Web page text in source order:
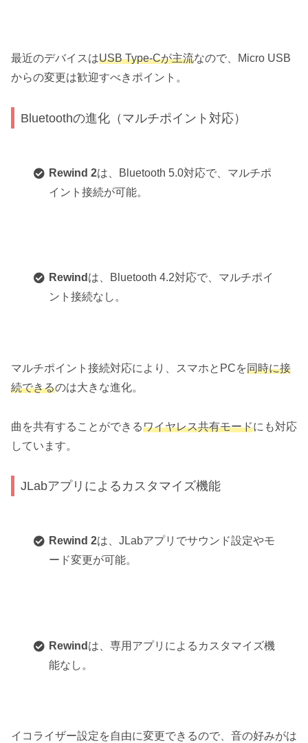
最近のデバイスはUSB Type-Cが主流なので、Micro USB
からの変更は歓迎すべきポイント。
Bluetoothの進化（マルチポイント対応）
Rewind 2は、Bluetooth 5.0対応で、マルチポ
イント接続が可能。
Rewind は、Bluetooth 4.2対応で、マルチポイ
ント接続なし。
マルチポイント接続対応により、スマホとPCを同時に接
続できるのは大きな進化。
曲を共有することができるワイヤレス共有モードにも対応
しています。
JLabアプリによるカスタマイズ機能
Rewind 2は、JLabアプリでサウンド設定やモ
ード変更が可能。
Rewind は、専用アプリによるカスタマイズ機
能なし。
イコライザー設定を自由に変更できるので、音の好みがは